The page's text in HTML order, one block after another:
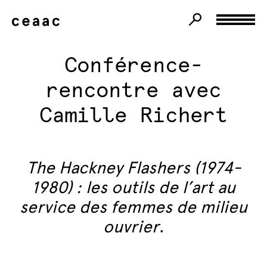
Conférence-
rencontre avec
Camille Richert
The Hackney Flashers (1974-
1980) : les outils de l’art au
service des femmes de milieu
ouvrier.